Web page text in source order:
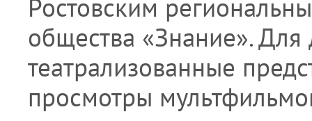
Ростовским
общества «Знание».
театрализованные
просмотры